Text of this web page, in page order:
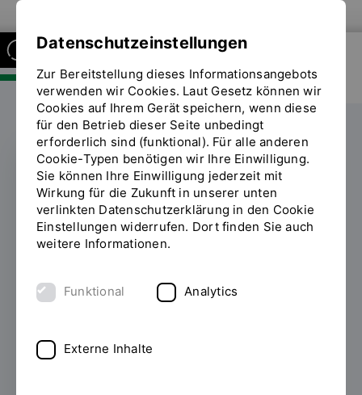
FAKULTÄT SOZIAL- UND
GESUNDHEITSWISSENSCHAFTEN
THEORIE-PRAXIS-TRANSFER
Abschlussreflexion der
Praxistransferprojekte
im Studiengang Soziale
integrierter Praxis
Datenschutzeinstellungen
Zur Bereitstellung dieses Informationsangebots
verwenden wir Cookies. Laut Gesetz können wir
Cookies auf Ihrem Gerät speichern, wenn diese
für den Betrieb dieser Seite unbedingt
erforderlich sind (funktional). Für alle anderen
Cookie-Typen benötigen wir Ihre Einwilligung.
Sie können Ihre Einwilligung jederzeit mit
Wirkung für die Zukunft in unserer unten
verlinkten Datenschutzerklärung in den Cookie
Einstellungen widerrufen. Dort finden Sie auch
weitere Informationen.
Funktional Analytics
Externe Inhalte